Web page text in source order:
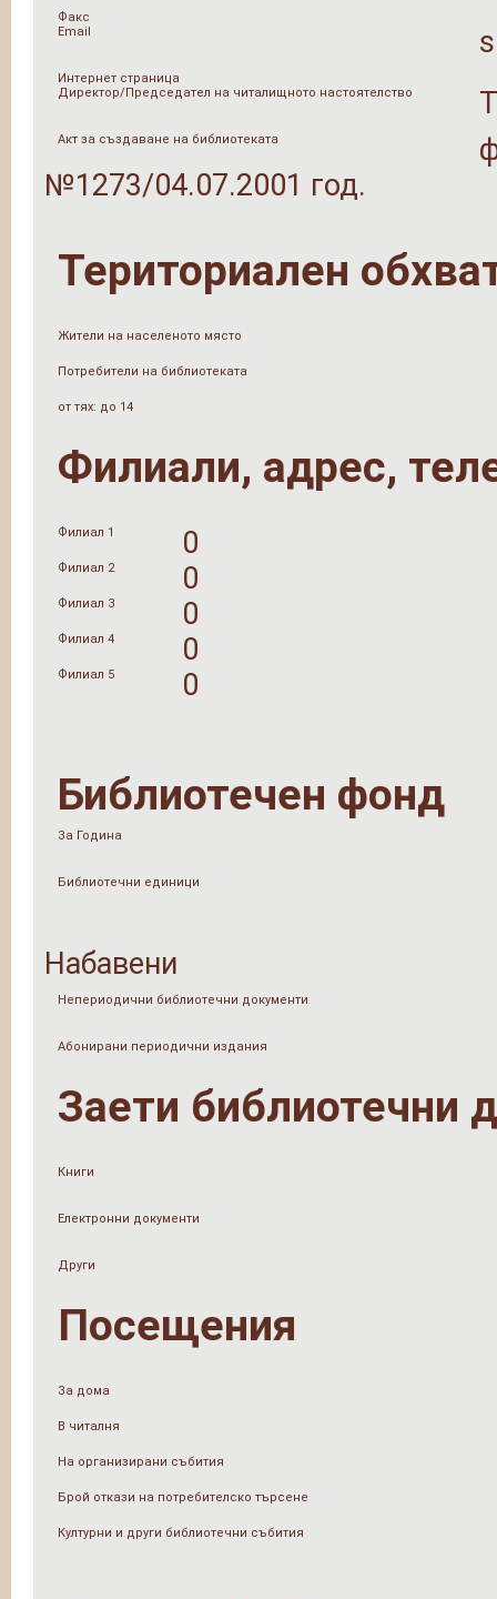
Факс
Email
Интернет страница
Директор/Председател на читалищното настоятелство
Акт за създаване на библиотеката
№1273/04.07.2001 год.
Териториален
Жители на населеното място
Потребители на библиотеката
от тях: до 14
Филиали, адрес,
Филиал 1 0
Филиал 2 0
Филиал 3 0
Филиал 4 0
Филиал 5 0
Библиотечен фонд
За Година
Библиотечни единици
Набавени
Непериодични библиотечни документи
Абонирани периодични издания
Заети библиотечни
Книги
Електронни документи
Други
Посещения
За дома
В читалня
На организирани събития
Брой откази на потребителско търсене
Културни и други библиотечни събития